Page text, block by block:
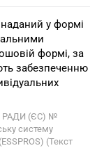
наданий у формі
формі, за
забезпеченню
РАДИ (ЄС) №
систему
(Текст